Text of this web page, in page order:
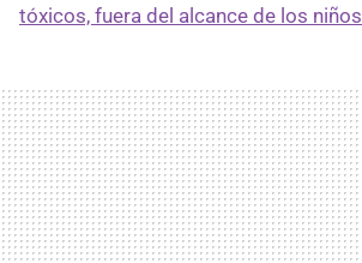
tóxicos, fuera del alcance de los niños